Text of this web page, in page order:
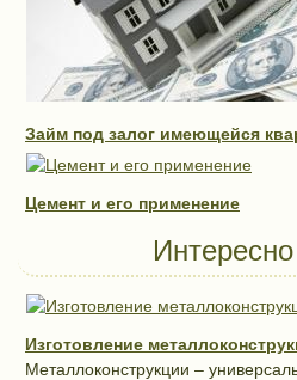
Займ под залог имеющейся
Цемент и его применение
Интересно
Изготовление
Металлоконструкции –